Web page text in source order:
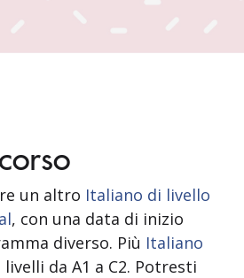
un altro Italiano di livello
, con una data di inizio
diverso. Più Italiano
da A1 a C2. Potresti